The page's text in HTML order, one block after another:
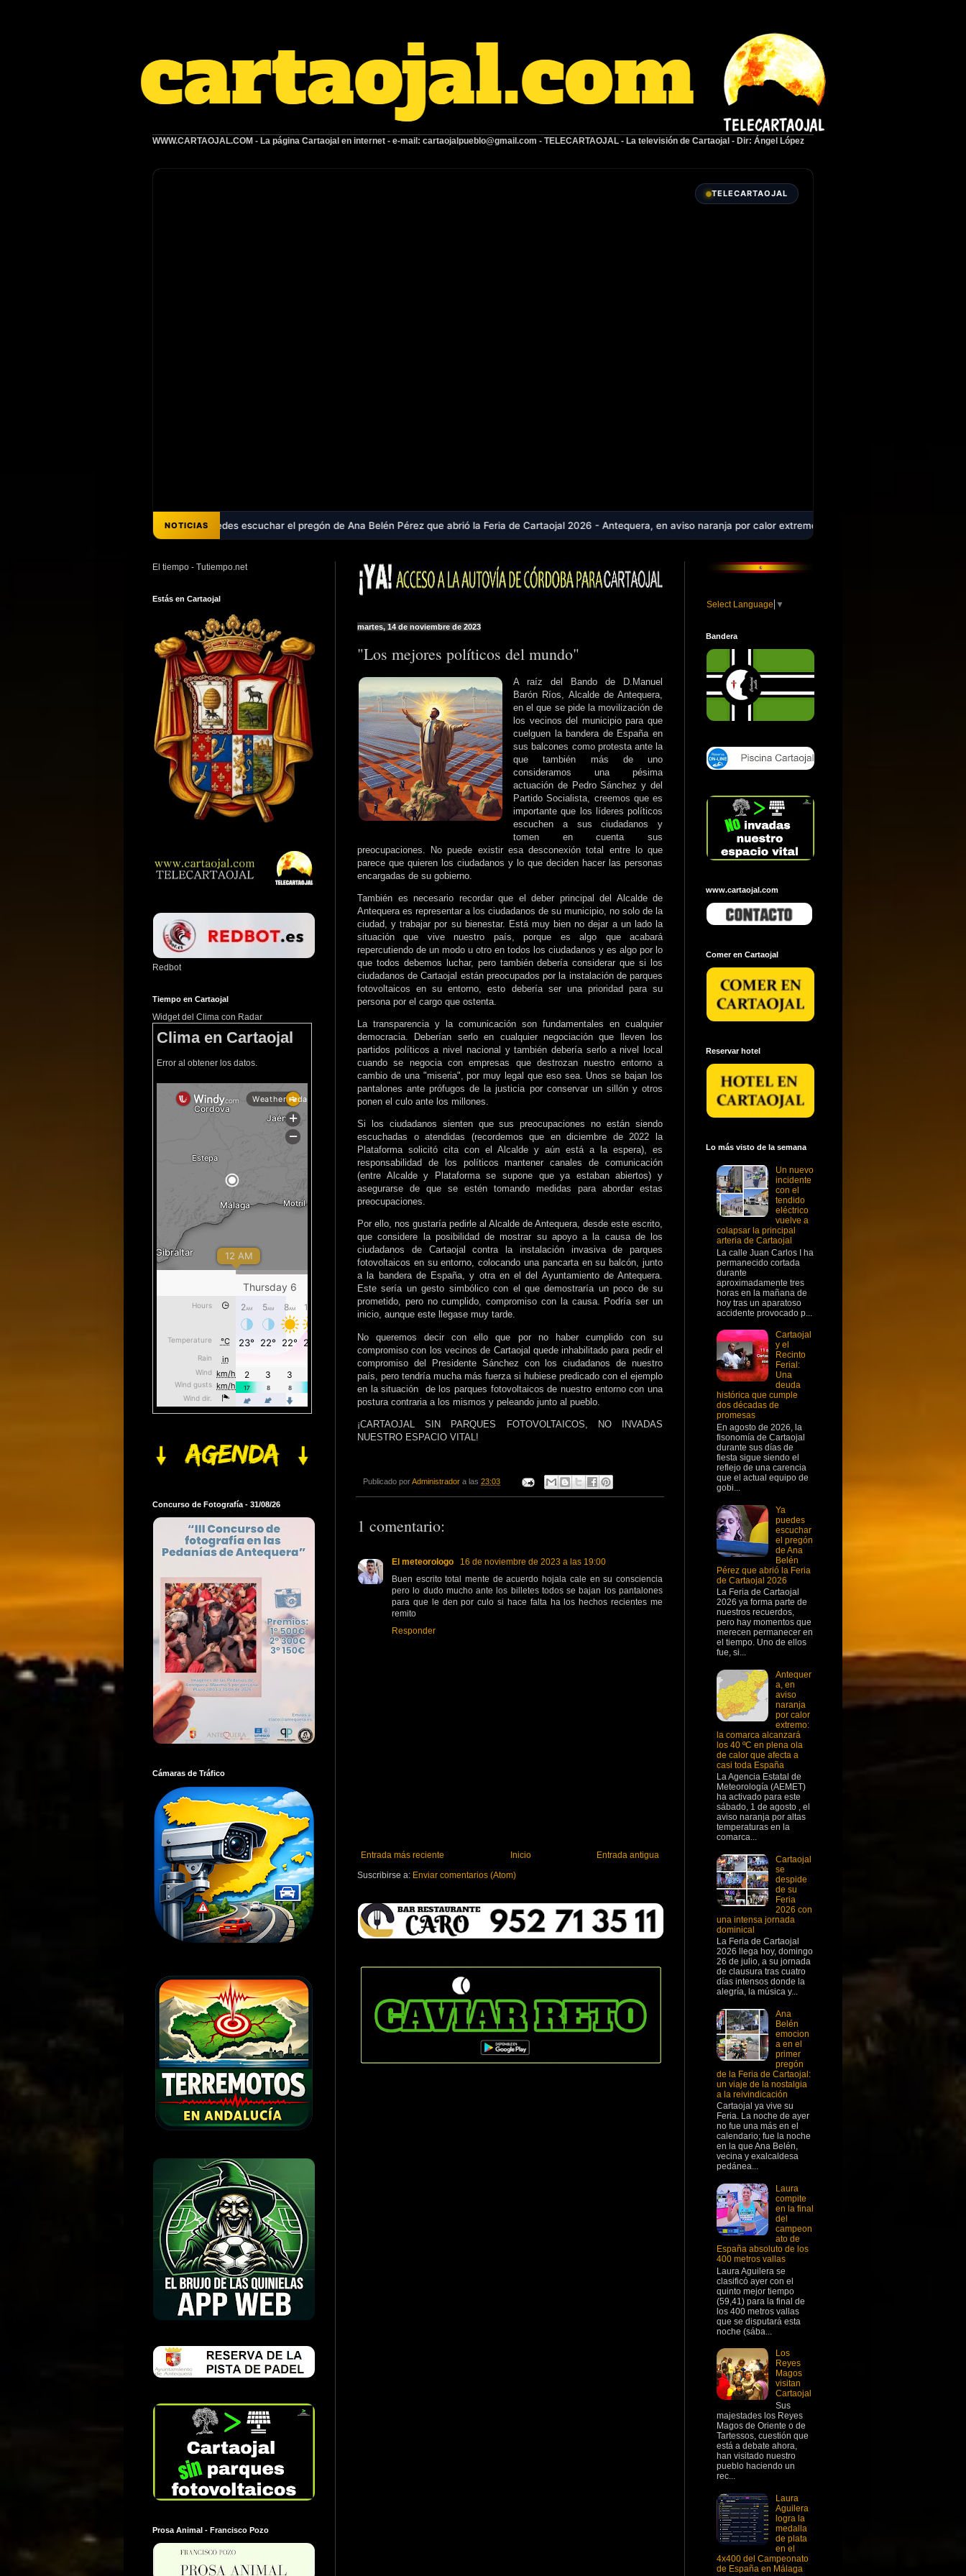
WWW.CARTAOJAL.COM - La página Cartaojal en internet - e-mail: cartaojalpueblo@gmail.com - TELECARTAOJAL - La televisión de Cartaojal - Dir: Ángel López
TELECARTAOJAL
NOTICIAS
de promesas - Ya puedes escuchar el pregón de Ana Belén Pérez que abrió la Feria de Cartaojal 2026 - Antequera, en aviso naranja por calor extremo: la comarca alcanzará los 40 ºC en plena ola
martes, 14 de noviembre de 2023
"Los mejores políticos del mundo"
A raíz del Bando de D.Manuel
Barón Ríos, Alcalde de Antequera,
en el que se pide la movilización de
los vecinos del municipio para que
cuelguen la bandera de España en
sus balcones como protesta ante la
que también más de uno
consideramos una pésima
actuación de Pedro Sánchez y del
Partido Socialista, creemos que es
importante que los líderes políticos
escuchen a sus ciudadanos y
tomen en cuenta sus
preocupaciones. No puede existir esa desconexión total entre lo que
parece que quieren los ciudadanos y lo que deciden hacer las personas
encargadas de su gobierno.
También es necesario recordar que el deber principal del Alcalde de
Antequera es representar a los ciudadanos de su municipio, no solo de la
ciudad, y trabajar por su bienestar. Está muy bien no dejar a un lado la
situación que vive nuestro país, porque es algo que acabará
repercutiendo de un modo u otro en todos los ciudadanos y es algo por lo
que todos debemos luchar, pero también debería considerar que si los
ciudadanos de Cartaojal están preocupados por la instalación de parques
fotovoltaicos en su entorno, esto debería ser una prioridad para su
persona por el cargo que ostenta.
La transparencia y la comunicación son fundamentales en cualquier
democracia. Deberían serlo en cualquier negociación que lleven los
partidos políticos a nivel nacional y también debería serlo a nivel local
cuando se negocia con empresas que destrozan nuestro entorno a
cambio de una "miseria", por muy legal que eso sea. Unos se bajan los
pantalones ante prófugos de la justicia por conservar un sillón y otros
ponen el culo ante los millones.
Si los ciudadanos sienten que sus preocupaciones no están siendo
escuchadas o atendidas (recordemos que en diciembre de 2022 la
Plataforma solicitó cita con el Alcalde y aún está a la espera), es
responsabilidad de los políticos mantener canales de comunicación
(entre Alcalde y Plataforma se supone que ya estaban abiertos) y
asegurarse de que se estén tomando medidas para abordar estas
preocupaciones.
Por ello, nos gustaría pedirle al Alcalde de Antequera, desde este escrito,
que considere la posibilidad de mostrar su apoyo a la causa de los
ciudadanos de Cartaojal contra la instalación invasiva de parques
fotovoltaicos en su entorno, colocando una pancarta en su balcón, junto
a la bandera de España, y otra en el del Ayuntamiento de Antequera.
Este sería un gesto simbólico con el que demostraría un poco de su
prometido, pero no cumplido, compromiso con la causa. Podría ser un
inicio, aunque este llegase muy tarde.
No queremos decir con ello que por no haber cumplido con su
compromiso con los vecinos de Cartaojal quede inhabilitado para pedir el
compromiso del Presidente Sánchez con los ciudadanos de nuestro
país, pero tendría mucha más fuerza si hubiese predicado con el ejemplo
en la situación de los parques fotovoltaicos de nuestro entorno con una
postura contraria a los mismos y peleando junto al pueblo.
¡CARTAOJAL SIN PARQUES FOTOVOLTAICOS, NO INVADAS
NUESTRO ESPACIO VITAL!
Publicado porAdministrador a las 23:03
1 comentario:
El meteorologo
16 de noviembre de 2023 a las 19:00
Buen escrito total mente de acuerdo hojala cale en su consciencia
pero lo dudo mucho ante los billetes todos se bajan los pantalones
para que le den por culo si hace falta ha los hechos recientes me
remito
Responder
Entrada más reciente Entrada antigua
Inicio
Suscribirse a: Enviar comentarios (Atom)
El tiempo - Tutiempo.net
Estás en Cartaojal
Redbot
Tiempo en Cartaojal
Widget del Clima con Radar
Clima en Cartaojal
Error al obtener los datos.
Concurso de Fotografía - 31/08/26
Cámaras de Tráfico
Prosa Animal - Francisco Pozo
Select Language ▼
Bandera
www.cartaojal.com
Comer en Cartaojal
Reservar hotel
Lo más visto de la semana
Un nuevo
incidente
con el
tendido
eléctrico
vuelve a
colapsar la principal
arteria de Cartaojal
La calle Juan Carlos I ha
permanecido cortada
durante
aproximadamente tres
horas en la mañana de
hoy tras un aparatoso
accidente provocado p...
Cartaojal
y el
Recinto
Ferial:
Una
deuda
histórica que cumple
dos décadas de
promesas
En agosto de 2026, la
fisonomía de Cartaojal
durante sus días de
fiesta sigue siendo el
reflejo de una carencia
que el actual equipo de
gobi...
Ya
puedes
escuchar
el pregón
de Ana
Belén
Pérez que abrió la Feria
de Cartaojal 2026
La Feria de Cartaojal
2026 ya forma parte de
nuestros recuerdos,
pero hay momentos que
merecen permanecer en
el tiempo. Uno de ellos
fue, si...
Antequer
a, en
aviso
naranja
por calor
extremo:
la comarca alcanzará
los 40 ºC en plena ola
de calor que afecta a
casi toda España
La Agencia Estatal de
Meteorología (AEMET)
ha activado para este
sábado, 1 de agosto , el
aviso naranja por altas
temperaturas en la
comarca...
Cartaojal
se
despide
de su
Feria
2026 con
una intensa jornada
dominical
La Feria de Cartaojal
2026 llega hoy, domingo
26 de julio, a su jornada
de clausura tras cuatro
días intensos donde la
alegría, la música y...
Ana
Belén
emocion
a en el
primer
pregón
de la Feria de Cartaojal:
un viaje de la nostalgia
a la reivindicación
Cartaojal ya vive su
Feria. La noche de ayer
no fue una más en el
calendario; fue la noche
en la que Ana Belén,
vecina y exalcaldesa
pedánea...
Laura
compite
en la final
del
campeon
ato de
España absoluto de los
400 metros vallas
Laura Aguilera se
clasificó ayer con el
quinto mejor tiempo
(59,41) para la final de
los 400 metros vallas
que se disputará esta
noche (sába...
Los
Reyes
Magos
visitan
Cartaojal
Sus
majestades los Reyes
Magos de Oriente o de
Tartessos, cuestión que
está a debate ahora,
han visitado nuestro
pueblo haciendo un
rec...
Laura
Aguilera
logra la
medalla
de plata
en el
4x400 del Campeonato
de España en Málaga